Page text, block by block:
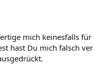
mich keinesfalls
hast Du mich falsch